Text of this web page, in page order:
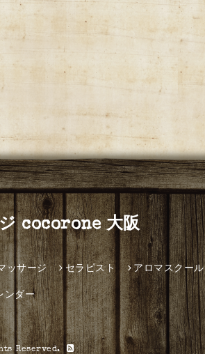
cocorone 大阪
ッサージ セラピスト アロマスクール
ンダー
Reserved.